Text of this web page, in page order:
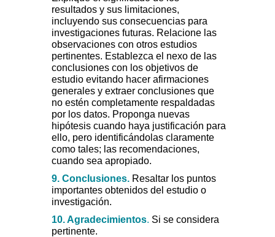
resultados y sus limitaciones,
incluyendo sus consecuencias para
investigaciones futuras. Relacione las
observaciones con otros estudios
pertinentes. Establezca el nexo de las
conclusiones con los objetivos de
estudio evitando hacer afirmaciones
generales y extraer conclusiones que
no estén completamente respaldadas
por los datos. Proponga nuevas
hipótesis cuando haya justificación para
ello, pero identificándolas claramente
como tales; las recomendaciones,
cuando sea apropiado.
9. Conclusiones. Resaltar los puntos
importantes obtenidos del estudio o
investigación.
10. Agradecimientos. Si se considera
pertinente.